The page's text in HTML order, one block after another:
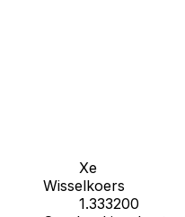
Xe
Wisselkoers
1.333200